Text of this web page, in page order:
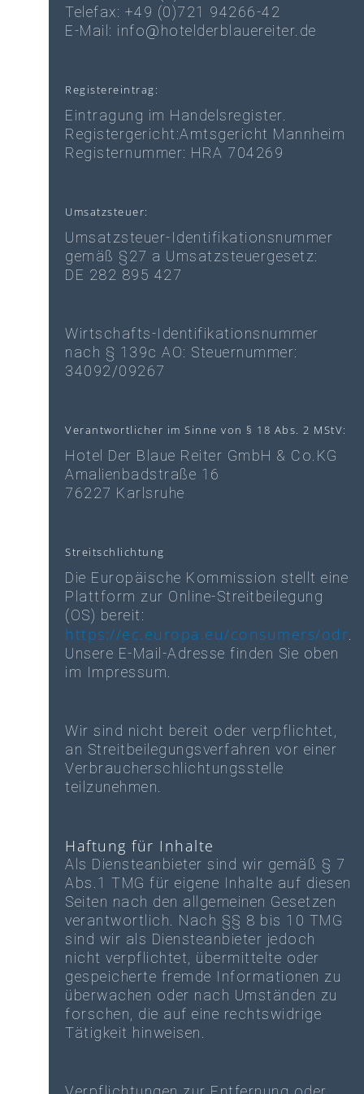
Telefax: +49 (0)721 94266-42
E-Mail: info@hotelderblauereiter.de
Registereintrag:
Eintragung im Handelsregister.
Registergericht:Amtsgericht Mannheim
Registernummer: HRA 704269
Umsatzsteuer:
Umsatzsteuer-Identifikationsnummer
gemäß §27 a Umsatzsteuergesetz:
DE 282 895 427
Wirtschafts-Identifikationsnummer
nach § 139c AO: Steuernummer:
34092/09267
Verantwortlicher im Sinne von § 18 Abs. 2 MStV:
Hotel Der Blaue Reiter GmbH & Co.KG
Amalienbadstraße 16
76227 Karlsruhe
Streitschlichtung
Die Europäische Kommission stellt eine
Plattform zur Online-Streitbeilegung
(OS) bereit:
https://ec.europa.eu/consumers/odr
Unsere E-Mail-Adresse finden Sie oben
im Impressum.
Wir sind nicht bereit oder verpflichtet,
an Streitbeilegungsverfahren vor einer
Verbraucherschlichtungsstelle
teilzunehmen.
Haftung für Inhalte
Als Diensteanbieter sind wir gemäß § 7
Abs.1 TMG für eigene Inhalte auf diesen
Seiten nach den allgemeinen Gesetzen
verantwortlich. Nach §§ 8 bis 10 TMG
sind wir als Diensteanbieter jedoch
nicht verpflichtet, übermittelte oder
gespeicherte fremde Informationen zu
überwachen oder nach Umständen zu
forschen, die auf eine rechtswidrige
Tätigkeit hinweisen.